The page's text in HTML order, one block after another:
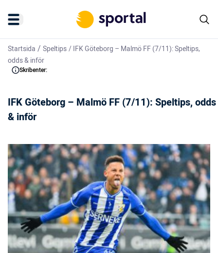
Startsida / Speltips/IFK Göteborg – Malmö FF (7/11): Speltips,
odds & inför
Skribenter:
IFK Göteborg – Malmö FF (7/11): Speltips, odds
& inför